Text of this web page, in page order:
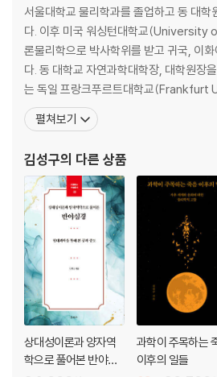
3) 인과관계와 세계관
4) 법계연기
5 양자역학과 중도의 원리
1) 붓다와 파르메니데스
2) 입자-파동의 이중성
3) 파동함수
4) 불확정성원리와 상보성원리
6) 양자역학의 불교적 의미
6 실재성의 문제와 관찰자의 의식
1) 실재성의 문제
2) 일상적 경험의 세계
3) 관찰자의 의식
7 중관학: 공과 중도
1) 보살사상
2) 중도: 평화와 포용의 원리
3) 삼제게와 원융삼제
8 팔정도: 중도의 길
1) 혜: 정견·정사유
서울대학교 물리학과를 졸업하고 동 대학
다. 이후 미국 워싱턴대학교
론물리학으로 박사학위를 받고 귀국, 이
다. 동 대학교 자연과학대학장, 대학원장
는 독일 프랑크푸르트대학교(Frankfurt
원(Humboldt Research Fellow), 미국
iversity) 교환교수를 지냈다. 물리학자이
과정을 마쳤다. 현재
펼쳐보기
김성구의 다른 상품
상대성이론과 양자역
학으로 풀어본 반야심
과학이 주목하는
이후의 일들